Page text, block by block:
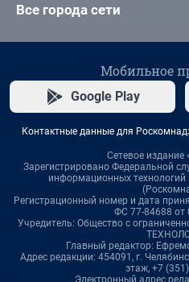
Все города сети
Мобильное
Google Play
Контактные данные для
Сетевое издание
Зарегистрировано Федеральной
информационных
Регистрационный номер и дата
ФС 77-84688 от
Учредитель: Общество с
Главный редактор:
Адрес редакции: 454091, г.
этаж, +7
Электронный адрес